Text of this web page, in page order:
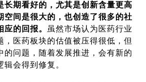
长期看好的，尤其是创新含量更高
空间是很大的，也创造了很多的社
应的回报。虽然市场认为医药行业
，医药板块的估值被压得很低，但
的问题，随着发展推进，会有新的
会得到修复。